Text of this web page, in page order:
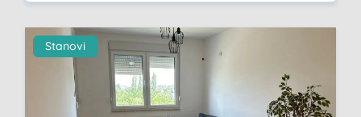
Stanovi